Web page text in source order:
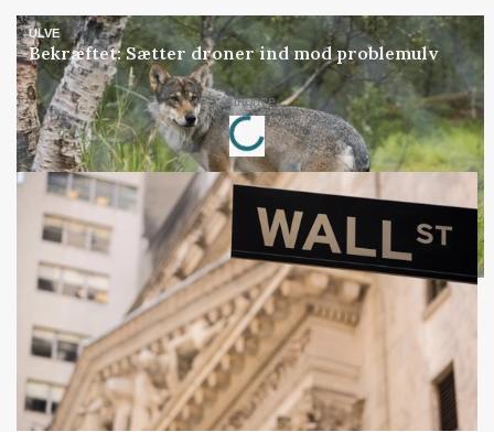
ULVE
Bekræftet: Sætter droner ind mod problemulv
Annonce
Loading...